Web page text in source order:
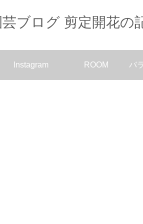
ブログ 剪定開花の
Instagram ROOM バ